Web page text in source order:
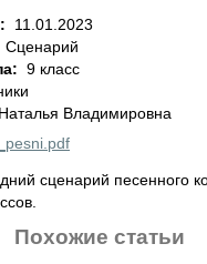
11.01.2023
Сценарий
9 класс
Владимировна
сценарий песенного
Похожие статьи